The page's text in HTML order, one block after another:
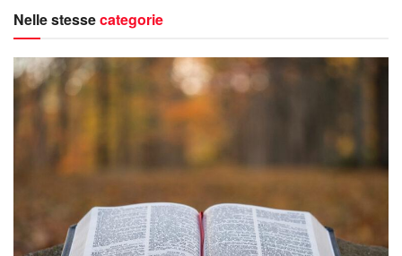
Nelle stessecategorie